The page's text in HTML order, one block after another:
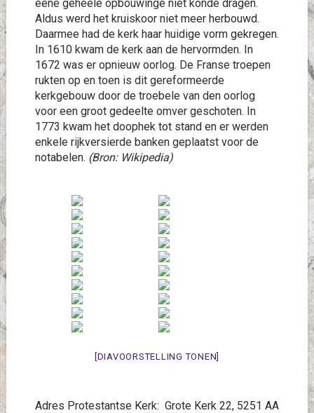
eene geheele opbouwinge niet konde dragen.
Aldus werd het kruiskoor niet meer herbouwd.
Daarmee had de kerk haar huidige vorm gekregen.
In 1610 kwam de kerk aan de hervormden. In
1672 was er opnieuw oorlog. De Franse troepen
rukten op en toen is dit gereformeerde
kerkgebouw door de troebele van den oorlog
voor een groot gedeelte omver geschoten. In
1773 kwam het doophek tot stand en er werden
enkele rijkversierde banken geplaatst voor de
notabelen. (Bron: Wikipedia)
[DIAVOORSTELLING TONEN]
Adres Protestantse Kerk: Grote Kerk 22, 5251 AA